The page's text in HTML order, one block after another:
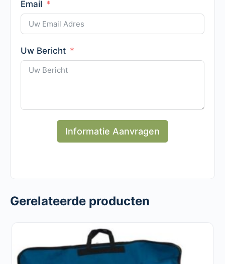
Email
Uw Bericht
Informatie Aanvragen
Gerelateerde producten